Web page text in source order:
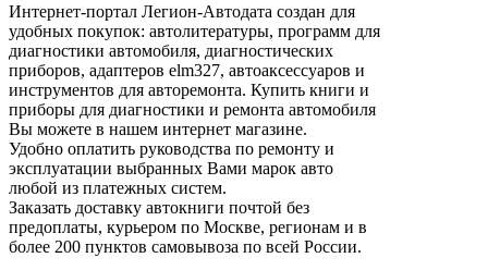
Интернет-портал Легион-Автодата создан для
удобных покупок: автолитературы, программ для
диагностики автомобиля, диагностических
приборов, адаптеров elm327, автоаксессуаров и
инструментов для авторемонта. Купить книги и
приборы для диагностики и ремонта автомобиля
Вы можете в нашем интернет магазине.
Удобно оплатить руководства по ремонту и
эксплуатации выбранных Вами марок авто
любой из платежных систем.
Заказать доставку автокниги почтой без
предоплаты, курьером по Москве, регионам и в
более 200 пунктов самовывоза по всей России.